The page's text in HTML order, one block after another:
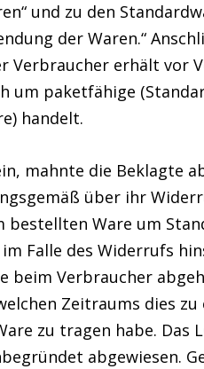
und zu den
der Waren.“
erhält vor
um paketfähige
handelt.
mahnte die Beklagte
über ihr
bestellten Ware um
Falle des Widerrufs
beim Verbraucher
Zeitraums dies
zu tragen habe. Das
abgewiesen.